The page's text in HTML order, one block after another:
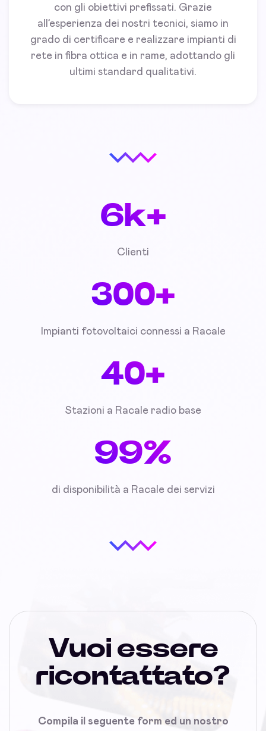
con gli obiettivi prefissati. Grazie
all’esperienza dei nostri tecnici, siamo in
grado di certificare e realizzare impianti di
rete in fibra ottica e in rame, adottando gli
ultimi standard qualitativi.
6k+
Clienti
300+
Impianti fotovoltaici connessi a Racale
40+
Stazioni a Racale radio base
99%
di disponibilità a Racale dei servizi
Vuoi essere
ricontattato?
Compila il seguente form ed un nostro